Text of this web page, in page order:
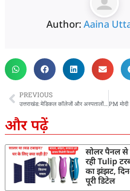
Author: Aaina
PREVIOUS
उत्तराखंड: मेडिकल कॉलेजों और अस्पतालों में होगा फायर सेफ्टी ऑडिट, स्वास्थ्य सचिव ने दिए सख्त निर्देश
और पढ़ें
सोलर पैनल से
रही Tulip
का झंझट,
पूरी डिटेल